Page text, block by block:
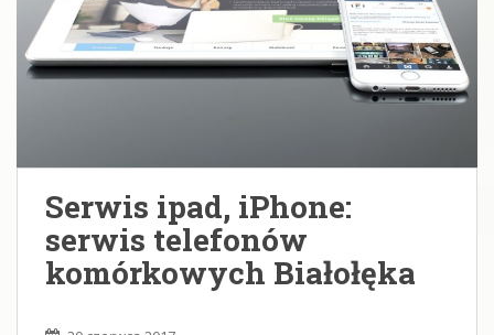
Serwis ipad, iPhone:
serwis telefonów
komórkowych Białołęka